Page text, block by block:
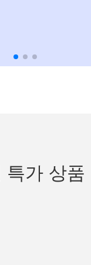
특가 상품